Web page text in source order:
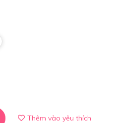
Thêm vào yêu thích